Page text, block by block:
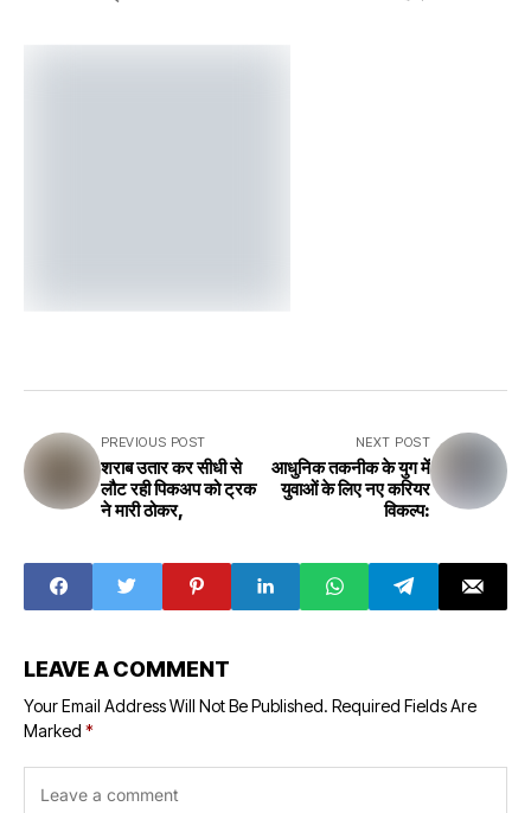
PREVIOUS POST
शराब उतार कर सीधी से
लौट रही पिकअप को ट्रक
ने मारी ठोकर,
NEXT POST
आधुनिक तकनीक के युग में
युवाओं के लिए नए करियर
विकल्प:
LEAVE A COMMENT
Your Email Address Will Not Be Published. Required Fields Are
Marked *